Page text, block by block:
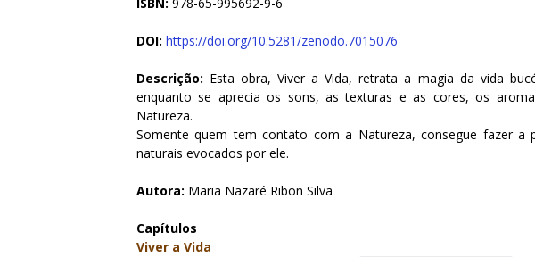
DOI: https://doi.org/10.5281/zenodo.7015076
Descrição: Esta obra, Viver a Vida, retrata a magia da vida
enquanto se aprecia os sons, as texturas e as cores, os
Natureza.
Somente quem tem contato com a Natureza, consegue fazer
naturais evocados por ele.
Autora: Maria Nazaré Ribon Silva
Capítulos
Viver a Vida